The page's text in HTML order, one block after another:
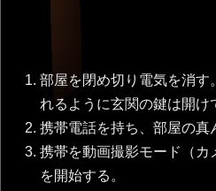
部屋を閉め切り電気を消
れるように玄関の鍵は開け
携帯電話を持ち、部屋の真
携帯を動画撮影モード（
を開始する。